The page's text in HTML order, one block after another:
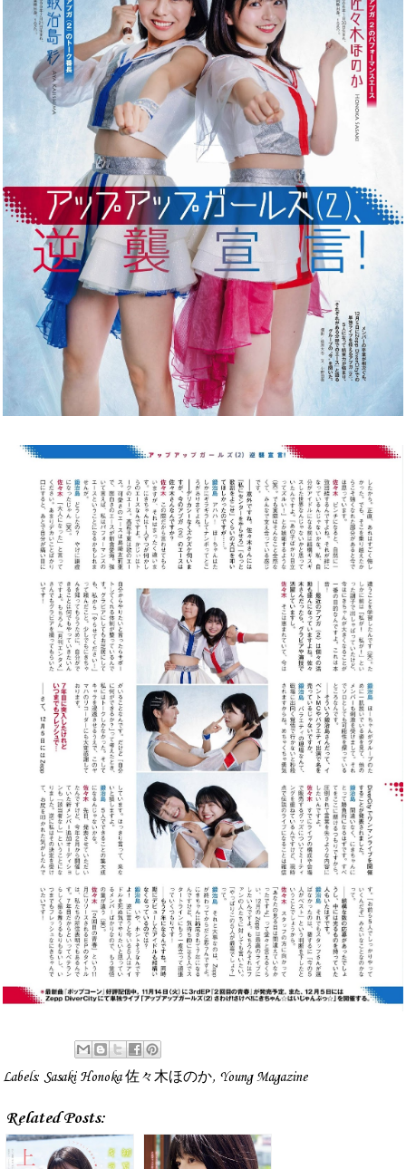
Labels: Sasaki Honoka 佐々木ほのか, Young Magazine
Related Posts: